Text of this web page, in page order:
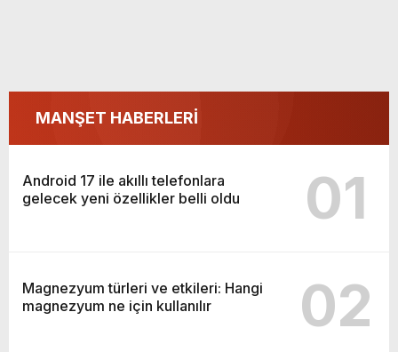
MANŞET HABERLERİ
Android 17 ile akıllı telefonlara
gelecek yeni özellikler belli oldu
01
Magnezyum türleri ve etkileri: Hangi
magnezyum ne için kullanılır
02